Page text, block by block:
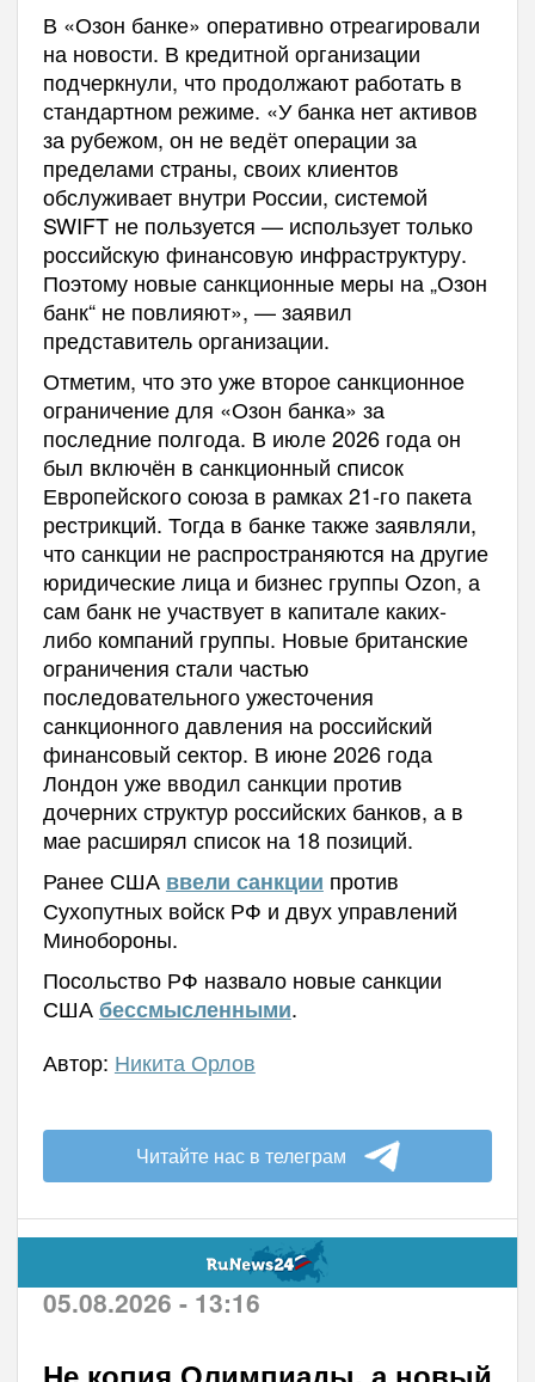
В «Озон банке» оперативно отреагировали
на новости. В кредитной организации
подчеркнули, что продолжают работать в
стандартном режиме. «У банка нет активов
за рубежом, он не ведёт операции за
пределами страны, своих клиентов
обслуживает внутри России, системой
SWIFT не пользуется — использует только
российскую финансовую инфраструктуру.
Поэтому новые санкционные меры на „Озон
банк“ не повлияют», — заявил
представитель организации.
Отметим, что это уже второе санкционное
ограничение для «Озон банка» за
последние полгода. В июле 2026 года он
был включён в санкционный список
Европейского союза в рамках 21-го пакета
рестрикций. Тогда в банке также заявляли,
что санкции не распространяются на другие
юридические лица и бизнес группы Ozon, а
сам банк не участвует в капитале каких-
либо компаний группы. Новые британские
ограничения стали частью
последовательного ужесточения
санкционного давления на российский
финансовый сектор. В июне 2026 года
Лондон уже вводил санкции против
дочерних структур российских банков, а в
мае расширял список на 18 позиций.
Ранее США ввели санкции против
Сухопутных войск РФ и двух управлений
Минобороны.
Посольство РФ назвало новые санкции
СШАбессмысленными.
Автор: Никита Орлов
Читайте нас в телеграм
05.08.2026 - 13:16